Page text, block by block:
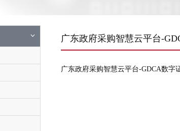
广东政府采购智慧云平台-
广东政府采购智慧云平台-GDCA数字